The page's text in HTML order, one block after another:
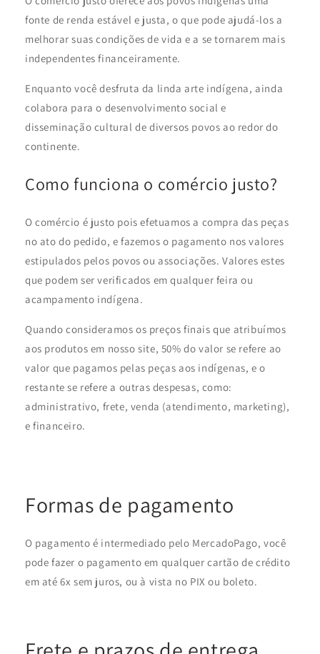
fonte de renda estável e justa, o que pode ajudá-los a
melhorar suas condições de vida e a se tornarem mais
independentes financeiramente.
Enquanto você desfruta da linda arte indígena, ainda
colabora para o desenvolvimento social e
disseminação cultural de diversos povos ao redor do
continente.
Como funciona o comércio justo?
O comércio é justo pois efetuamos a compra das peças
no ato do pedido, e fazemos o pagamento nos valores
estipulados pelos povos ou associações. Valores estes
que podem ser verificados em qualquer feira ou
acampamento indígena.
Quando consideramos os preços finais que atribuímos
aos produtos em nosso site, 50% do valor se refere ao
valor que pagamos pelas peças aos indígenas, e o
restante se refere a outras despesas, como:
administrativo, frete, venda (atendimento, marketing),
e financeiro.
Formas de pagamento
O pagamento é intermediado pelo MercadoPago, você
pode fazer o pagamento em qualquer cartão de crédito
em até 6x sem juros, ou à vista no PIX ou boleto.